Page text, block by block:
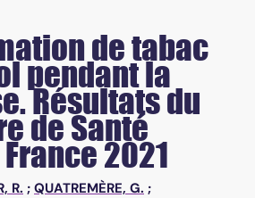
de tabac
pendant la
Résultats du
de Santé
2021
R. ; QUATREMÈRE, G. ;